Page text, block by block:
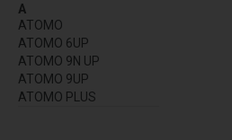
A
ATOMO
ATOMO 6UP
ATOMO 9N UP
ATOMO 9UP
ATOMO PLUS